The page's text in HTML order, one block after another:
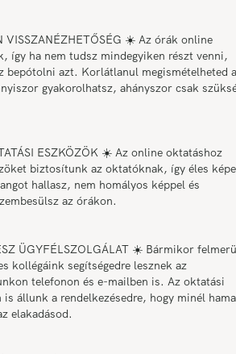
VISSZANÉZHETŐSÉG ☀️ Az órák online
így ha nem tudsz mindegyiken részt venni,
bepótolni azt. Korlátlanul megismételheted a
gyakorolhatsz, ahányszor csak
ESZKÖZÖK ☀️ Az online oktatáshoz
biztosítunk az oktatóknak, így éles
hallasz, nem homályos képpel és
az órákon.
ÜGYFÉLSZOLGÁLAT ☀️ Bármikor
kollégáink segítségedre lesznek az
telefonon és e-mailben is. Az oktatási
is állunk a rendelkezésedre, hogy minél
elakadásod.